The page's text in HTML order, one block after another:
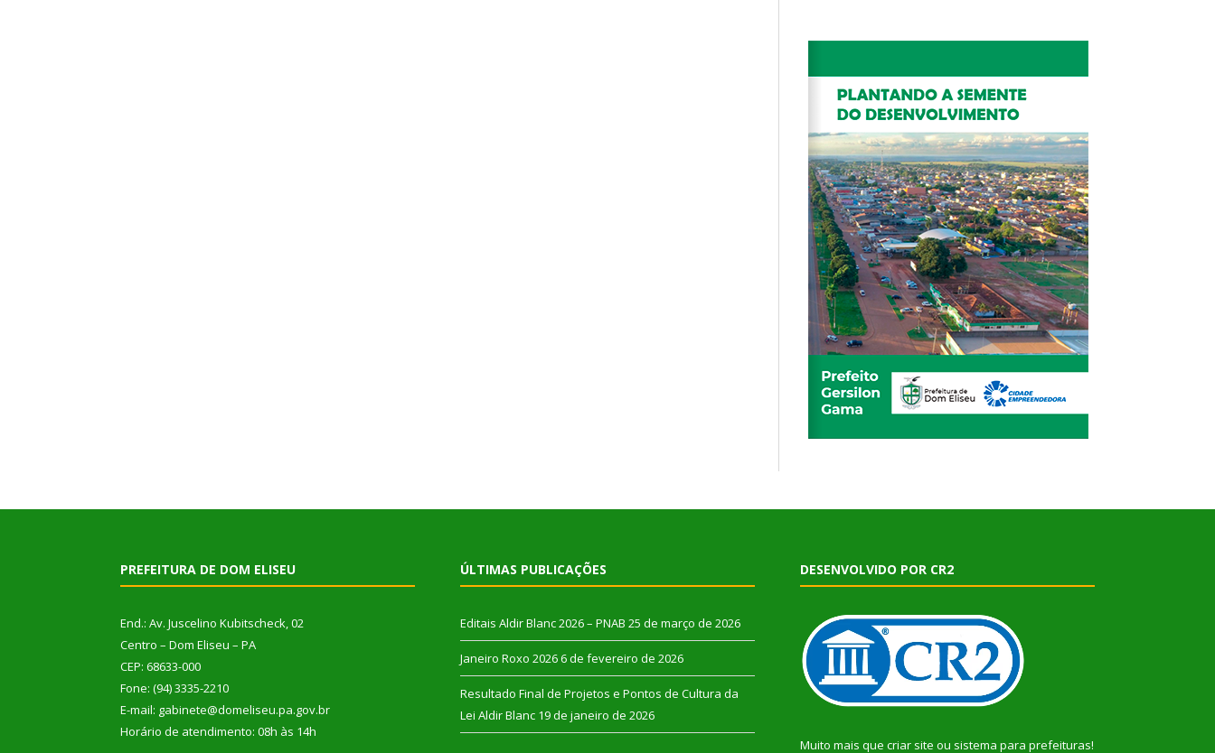
PREFEITURA DE DOM ELISEU
End.: Av. Juscelino Kubitscheck, 02
Centro – Dom Eliseu – PA
CEP: 68633-000
Fone: (94) 3335-2210
E-mail: gabinete@domeliseu.pa.gov.br
Horário de atendimento: 08h às 14h
ÚLTIMAS PUBLICAÇÕES
Editais Aldir Blanc 2026 – PNAB 25 de março de 2026
Janeiro Roxo 2026 6 de fevereiro de 2026
Resultado Final de Projetos e Pontos de Cultura da
Lei Aldir Blanc 19 de janeiro de 2026
DESENVOLVIDO POR CR2
Muito mais que criar site ou sistema para prefeituras!